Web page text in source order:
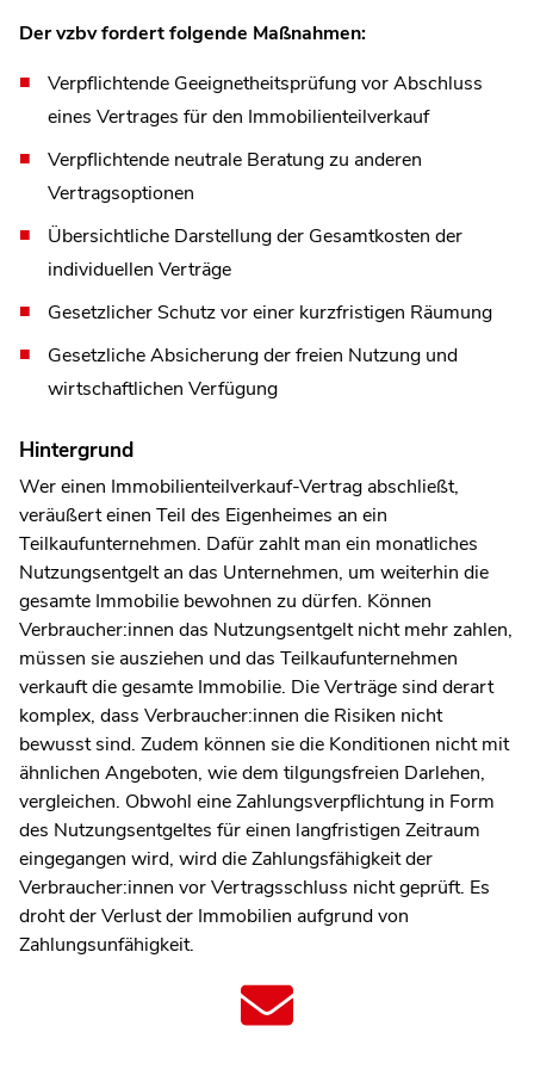
Der vzbv fordert folgende Maßnahmen:
Verpflichtende Geeignetheitsprüfung vor Abschluss
eines Vertrages für den Immobilienteilverkauf
Verpflichtende neutrale Beratung zu anderen
Vertragsoptionen
Übersichtliche Darstellung der Gesamtkosten der
individuellen Verträge
Gesetzlicher Schutz vor einer kurzfristigen Räumung
Gesetzliche Absicherung der freien Nutzung und
wirtschaftlichen Verfügung
Hintergrund
Wer einen Immobilienteilverkauf-Vertrag abschließt,
veräußert einen Teil des Eigenheimes an ein
Teilkaufunternehmen. Dafür zahlt man ein monatliches
Nutzungsentgelt an das Unternehmen, um weiterhin die
gesamte Immobilie bewohnen zu dürfen. Können
Verbraucher:innen das Nutzungsentgelt nicht mehr zahlen,
müssen sie ausziehen und das Teilkaufunternehmen
verkauft die gesamte Immobilie. Die Verträge sind derart
komplex, dass Verbraucher:innen die Risiken nicht
bewusst sind. Zudem können sie die Konditionen nicht mit
ähnlichen Angeboten, wie dem tilgungsfreien Darlehen,
vergleichen. Obwohl eine Zahlungsverpflichtung in Form
des Nutzungsentgeltes für einen langfristigen Zeitraum
eingegangen wird, wird die Zahlungsfähigkeit der
Verbraucher:innen vor Vertragsschluss nicht geprüft. Es
droht der Verlust der Immobilien aufgrund von
Zahlungsunfähigkeit.